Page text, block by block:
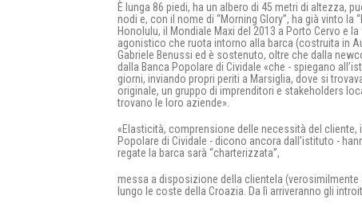
È lunga 86 piedi, ha un albero di 45 metri di altezza,
nodi e, con il nome di “Morning Glory”, ha già vinto la
Honolulu, il Mondiale Maxi del 2013 a Porto Cervo e
agonistico che ruota intorno alla barca (costruita in
Gabriele Benussi ed è sostenuto, oltre che dalla
dalla Banca Popolare di Cividale «che - spiegano
giorni, inviando propri periti a Marsiglia, dove si
originale, un gruppo di imprenditori e stakeholders
trovano le loro aziende».
«Elasticità, comprensione delle necessità del
Popolare di Cividale - dicono ancora dall’istituto -
regate la barca sarà “charterizzata”,
messa a disposizione della clientela
lungo le coste della Croazia. Da lì arriveranno gli